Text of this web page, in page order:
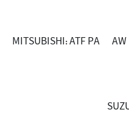
MITSUBISHI: ATF PA